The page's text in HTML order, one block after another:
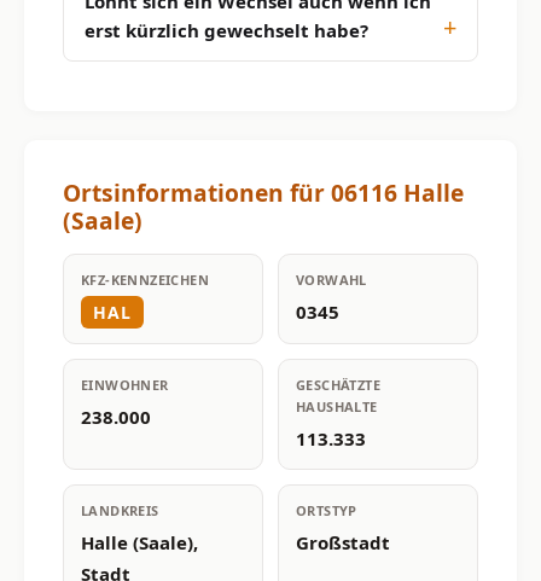
erst kürzlich gewechselt habe?
Ortsinformationen für 06116 Halle
(Saale)
KFZ-KENNZEICHEN
HAL
VORWAHL
0345
EINWOHNER
238.000
GESCHÄTZTE
HAUSHALTE
113.333
LANDKREIS
Halle (Saale),
Stadt
ORTSTYP
Großstadt